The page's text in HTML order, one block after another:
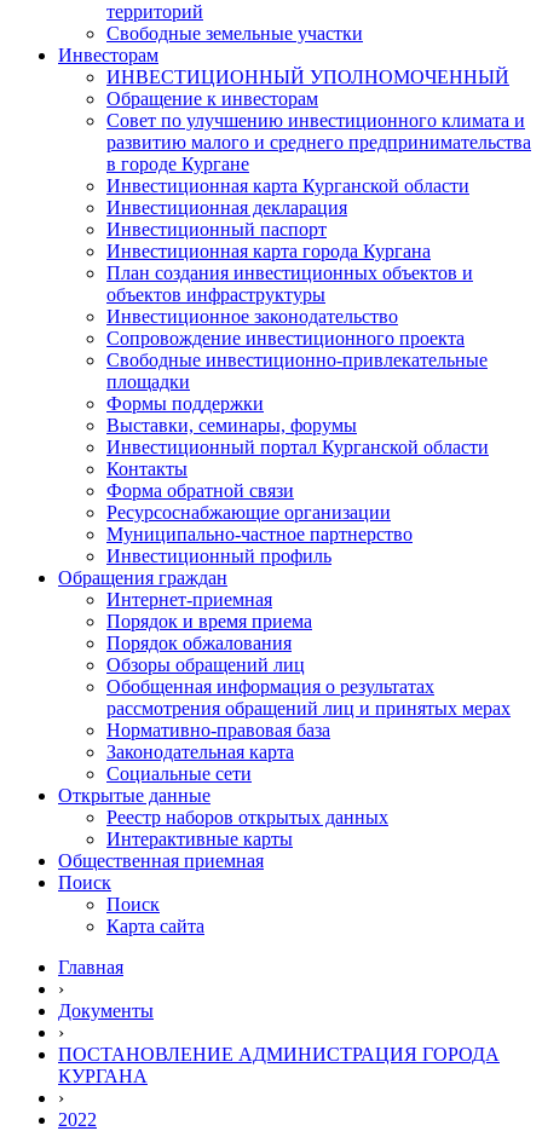
территорий
Свободные земельные участки
Инвесторам
ИНВЕСТИЦИОННЫЙ УПОЛНОМОЧЕННЫЙ
Обращение к инвесторам
Совет по улучшению инвестиционного климата и
развитию малого и среднего предпринимательства
в городе Кургане
Инвестиционная карта Курганской области
Инвестиционная декларация
Инвестиционный паспорт
Инвестиционная карта города Кургана
План создания инвестиционных объектов и
объектов инфраструктуры
Инвестиционное законодательство
Сопровождение инвестиционного проекта
Свободные инвестиционно-привлекательные
площадки
Формы поддержки
Выставки, семинары, форумы
Инвестиционный портал Курганской области
Контакты
Форма обратной связи
Ресурсоснабжающие организации
Муниципально-частное партнерство
Инвестиционный профиль
Обращения граждан
Интернет-приемная
Порядок и время приема
Порядок обжалования
Обзоры обращений лиц
Обобщенная информация о результатах
рассмотрения обращений лиц и принятых мерах
Нормативно-правовая база
Законодательная карта
Социальные сети
Открытые данные
Реестр наборов открытых данных
Интерактивные карты
Общественная приемная
Поиск
Поиск
Карта сайта
Главная
›
Документы
›
ПОСТАНОВЛЕНИЕ АДМИНИСТРАЦИЯ ГОРОДА
КУРГАНА
›
2022